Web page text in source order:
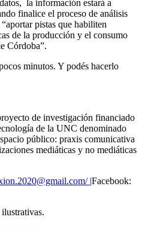
la información estará a
finalice el proceso de análisis
pistas que habiliten
de la producción y el consumo
Córdoba”.
minutos. Y podés hacerlo
de investigación financiado
de la UNC denominado
público: praxis comunicativa
mediáticas y no mediáticas
|Facebook: